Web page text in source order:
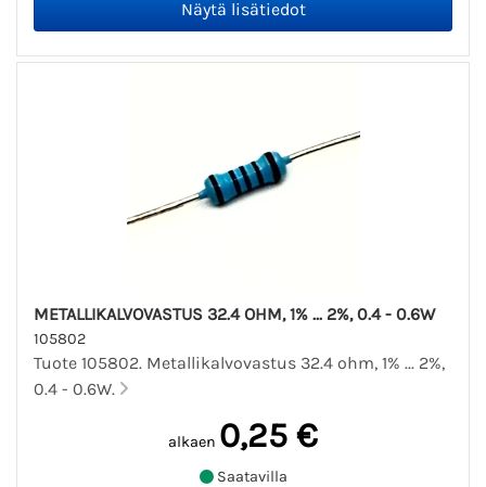
METALLIKALVOVASTUS 32.4 OHM, 1% ... 2%, 0.4 - 0.6W
105802
Tuote 105802. Metallikalvovastus 32.4 ohm, 1% ... 2%,
0.4 - 0.6W.
alkaen 0,25 €
Saatavilla